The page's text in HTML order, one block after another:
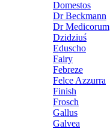
Domestos
Dr Beckmann
Dr Medicorum
Dzidziuś
Eduscho
Fairy
Febreze
Felce Azzurra
Finish
Frosch
Gallus
Galvea